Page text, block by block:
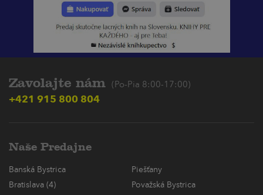
Zavolajte nám (Po-Pia 8:00-17:00)
+421 915 800 804
Naše Predajne
Banská Bystrica
Piešťany
Bratislava (4)
Považská Bystrica